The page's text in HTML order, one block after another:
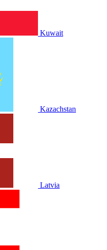
Kuwait
Kazachstan
Latvia